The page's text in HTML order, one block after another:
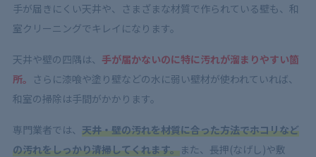
手が届きにくい天井や、さまざまな材質で作られている壁も、和
室クリーニングでキレイになります。
天井や壁の四隅は、 手が届かないのに特に汚れが溜まりやすい箇
所。 さらに漆喰や塗り壁などの水に弱い壁材が使われていれば、
和室の掃除は手間がかかります。
専門業者では、 天井・壁の汚れを材質に合った方法でホコリなど
の汚れをしっかり清掃してくれます。また、長押(なげし)や敷